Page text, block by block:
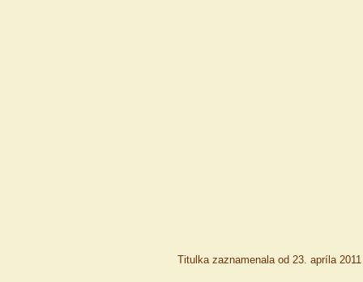
Titulka zaznamenala od 23. apríla